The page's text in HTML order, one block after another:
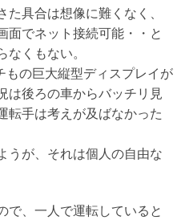
具合は想像に難くなく、
面でネット接続可能・・と
なくもない。
もの巨大縦型ディスプレイが
は後ろの車からバッチリ見
転手は考えが及ばなかった
うが、それは個人の自由な
で、一人で運転していると